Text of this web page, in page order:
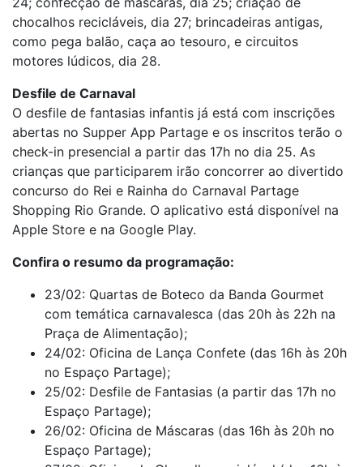
chocalhos recicláveis, dia 27; brincadeiras antigas,
como pega balão, caça ao tesouro, e circuitos
motores lúdicos, dia 28.
Desfile de Carnaval
O desfile de fantasias infantis já está com inscrições
abertas no Supper App Partage e os inscritos terão o
check-in presencial a partir das 17h no dia 25. As
crianças que participarem irão concorrer ao divertido
concurso do Rei e Rainha do Carnaval Partage
Shopping Rio Grande. O aplicativo está disponível na
Apple Store e na Google Play.
Confira o resumo da programação:
23/02: Quartas de Boteco da Banda Gourmet
com temática carnavalesca (das 20h às 22h na
Praça de Alimentação);
24/02: Oficina de Lança Confete (das 16h às 20h
no Espaço Partage);
25/02: Desfile de Fantasias (a partir das 17h no
Espaço Partage);
26/02: Oficina de Máscaras (das 16h às 20h no
Espaço Partage);